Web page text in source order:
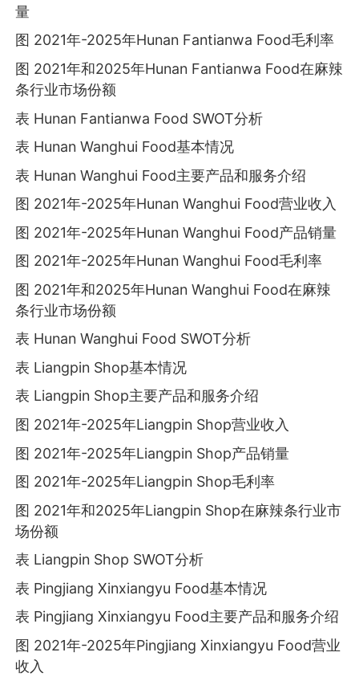
量
图 2021年-2025年Hunan Fantianwa Food毛利率
图 2021年和2025年Hunan Fantianwa Food在麻辣
条行业市场份额
表 Hunan Fantianwa Food SWOT分析
表 Hunan Wanghui Food基本情况
表 Hunan Wanghui Food主要产品和服务介绍
图 2021年-2025年Hunan Wanghui Food营业收入
图 2021年-2025年Hunan Wanghui Food产品销量
图 2021年-2025年Hunan Wanghui Food毛利率
图 2021年和2025年Hunan Wanghui Food在麻辣
条行业市场份额
表 Hunan Wanghui Food SWOT分析
表 Liangpin Shop基本情况
表 Liangpin Shop主要产品和服务介绍
图 2021年-2025年Liangpin Shop营业收入
图 2021年-2025年Liangpin Shop产品销量
图 2021年-2025年Liangpin Shop毛利率
图 2021年和2025年Liangpin Shop在麻辣条行业市
场份额
表 Liangpin Shop SWOT分析
表 Pingjiang Xinxiangyu Food基本情况
表 Pingjiang Xinxiangyu Food主要产品和服务介绍
图 2021年-2025年Pingjiang Xinxiangyu Food营业
收入